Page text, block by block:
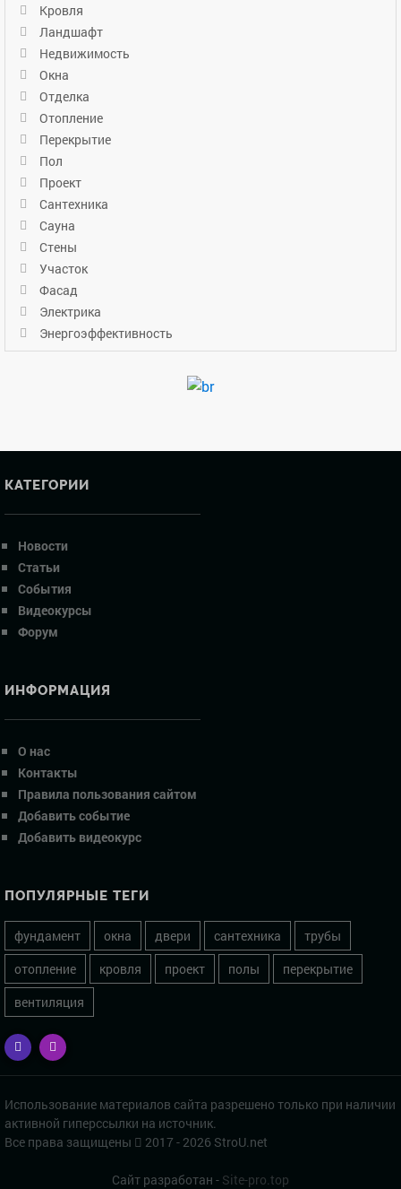
Кровля
Ландшафт
Недвижимость
Окна
Отделка
Отопление
Перекрытие
Пол
Проект
Сантехника
Сауна
Стены
Участок
Фасад
Электрика
Энергоэффективность
КАТЕГОРИИ
Новости
Статьи
События
Видеокурсы
Форум
ИНФОРМАЦИЯ
О нас
Контакты
Правила пользования сайтом
Добавить событие
Добавить видеокурс
ПОПУЛЯРНЫЕ ТЕГИ
фундамент окна двери сантехника
трубы
отопление
кровля проект полы
перекрытие
вентиляция
Использование материалов сайта разрешено только при наличии
активной гиперссылки на источник.
Все права защищены
2017 - 2026 StroU.net
Сайт разработан - Site-pro.top